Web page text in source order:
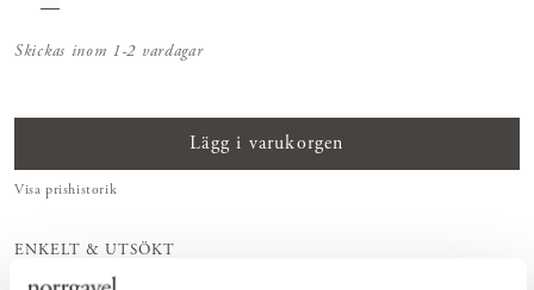
Skickas inom 1-2 vardagar
Lägg i varukorgen
Visa prishistorik
ENKELT & UTSÖKT
Hos oss hittar du ett kurerat sortiment av inredning som gör vardagslivet